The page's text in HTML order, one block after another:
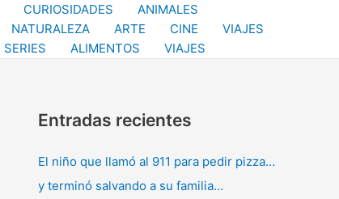
CURIOSIDADES
ANIMALES
NATURALEZA ARTE CINE
VIAJES
SERIES ALIMENTOS VIAJES
Entradas recientes
El niño que llamó al 911 para pedir pizza…
y terminó salvando a su familia…